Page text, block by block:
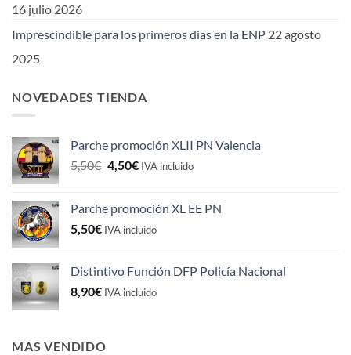
16 julio 2026
Imprescindible para los primeros dias en la ENP 22 agosto
2025
NOVEDADES TIENDA
Parche promoción XLII PN Valencia
5,50€ El
era:
5,50€.
4,50€El
es:
4,50€.
IVA incluido
Parche promoción XL EE PN
5,50€ IVA incluido
Distintivo Función DFP Policía Nacional
8,90€ IVA incluido
MAS VENDIDO